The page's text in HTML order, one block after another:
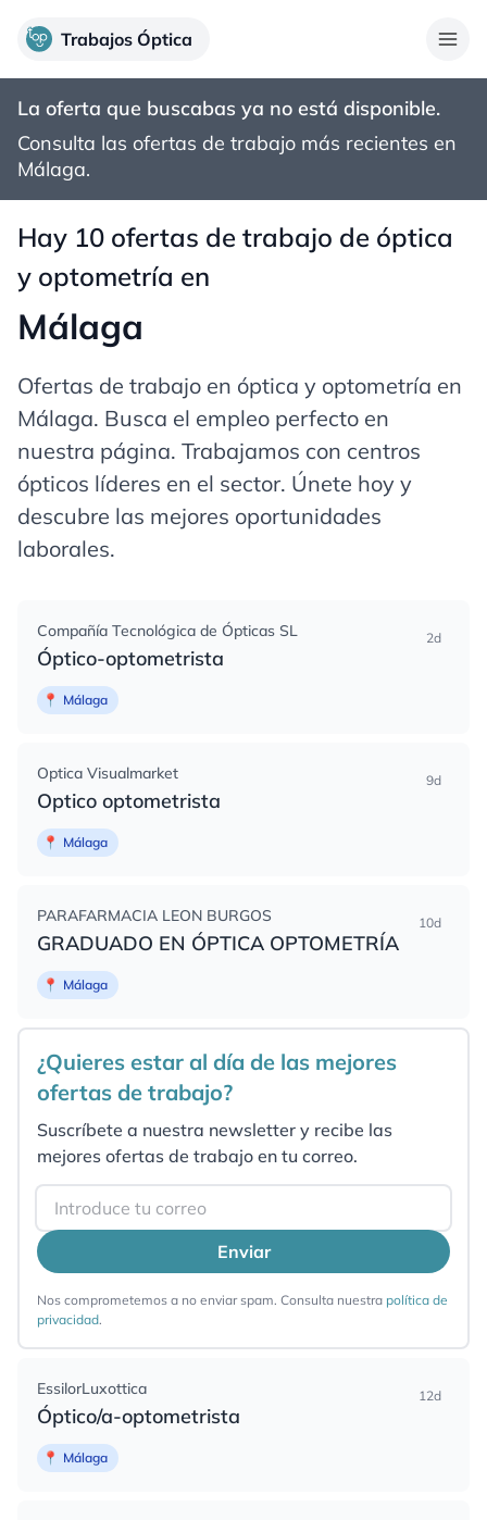
Trabajos Óptica
La oferta que buscabas ya no está disponible.
Consulta las ofertas de trabajo más recientes en
Málaga.
Hay 10 ofertas de trabajo de óptica
y optometría en
Málaga
Ofertas de trabajo en óptica y optometría en
Málaga. Busca el empleo perfecto en
nuestra página. Trabajamos con centros
ópticos líderes en el sector. Únete hoy y
descubre las mejores oportunidades
laborales.
Compañía Tecnológica de Ópticas SL
Óptico-optometrista
2d
📍 Málaga
Optica Visualmarket
Optico optometrista
9d
📍 Málaga
PARAFARMACIA LEON BURGOS
GRADUADO EN ÓPTICA OPTOMETRÍA
10d
📍 Málaga
¿Quieres estar al día de las mejores
ofertas de trabajo?
Suscríbete a nuestra newsletter y recibe las
mejores ofertas de trabajo en tu correo.
Email
Enviar
Nos comprometemos a no enviar spam. Consulta nuestra política de
privacidad.
EssilorLuxottica
Óptico/a-optometrista
12d
📍 Málaga